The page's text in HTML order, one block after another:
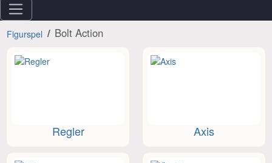
Figurspel Bolt Action
Regler Axis